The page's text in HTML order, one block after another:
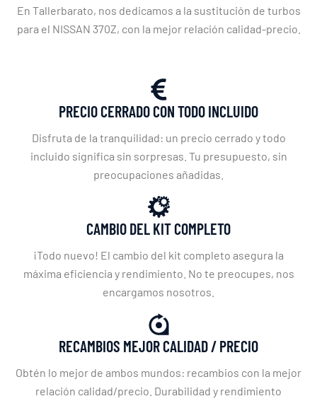
En Tallerbarato, nos dedicamos a la sustitución de turbos
para el NISSAN 370Z, con la mejor relación calidad-precio.
PRECIO CERRADO CON TODO INCLUIDO
Disfruta de la tranquilidad: un precio cerrado y todo
incluido significa sin sorpresas. Tu presupuesto, sin
preocupaciones añadidas.
CAMBIO DEL KIT COMPLETO
¡Todo nuevo! El cambio del kit completo asegura la
máxima eficiencia y rendimiento. No te preocupes, nos
encargamos nosotros.
RECAMBIOS MEJOR CALIDAD / PRECIO
Obtén lo mejor de ambos mundos: recambios con la mejor
relación calidad/precio. Durabilidad y rendimiento